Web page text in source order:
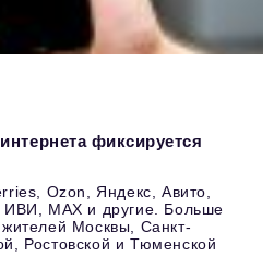
фиксируется
Ozon, Яндекс, Авито,
MAX и другие. Больше
Москвы, Санкт-
Ростовской и Тюменской